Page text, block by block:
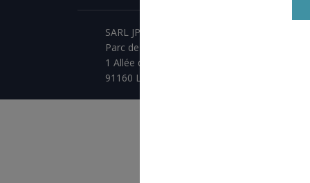
SARL JPCA - SportServ
Parc de l'évènement
1 Allée d'Effiat, BAT A
91160 Longjumeau